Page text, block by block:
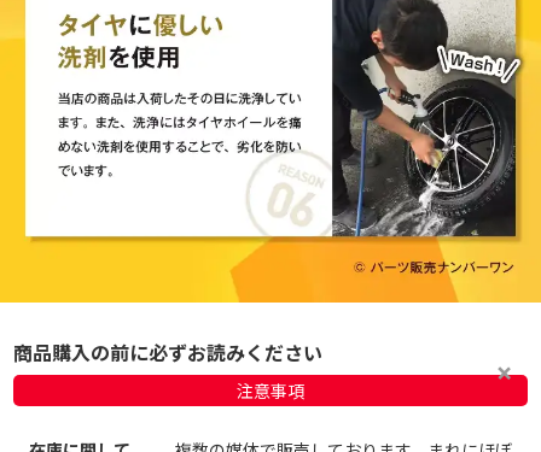
商品購入の前に必ずお読みください
注意事項